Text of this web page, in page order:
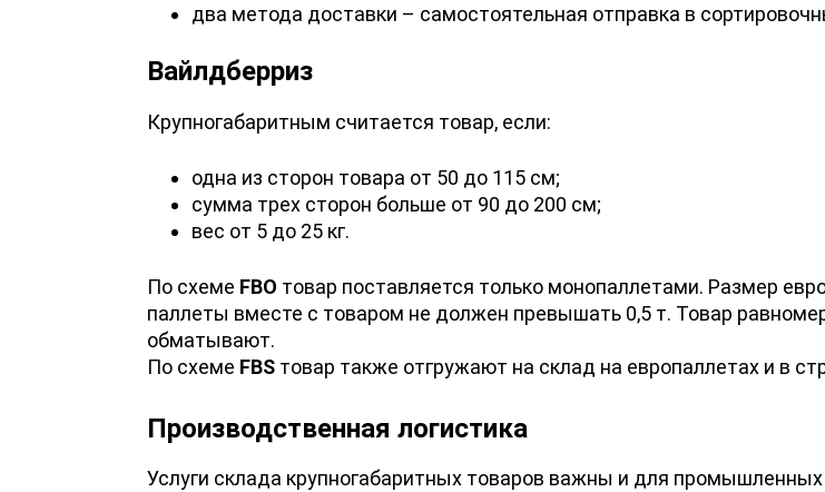
два метода доставки – самостоятельная отправка в
Вайлдберриз
Крупногабаритным считается товар, если:
одна из сторон товара от 50 до 115 см;
сумма трех сторон больше от 90 до 200 см;
вес от 5 до 25 кг.
По схеме FBO товар поставляется только монопаллетами. Размер
паллеты вместе с товаром не должен превышать 0,5 т. Товар
обматывают.
По схеме FBS товар также отгружают на склад на европаллетах и в
Производственная логистика
Услуги склада крупногабаритных товаров важны и для